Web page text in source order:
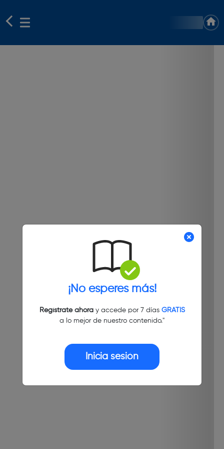
¡No esperes más!
Regístrate ahoray accede por 7 días GRATIS
a lo mejor de nuestro contenido."
Inicia sesión